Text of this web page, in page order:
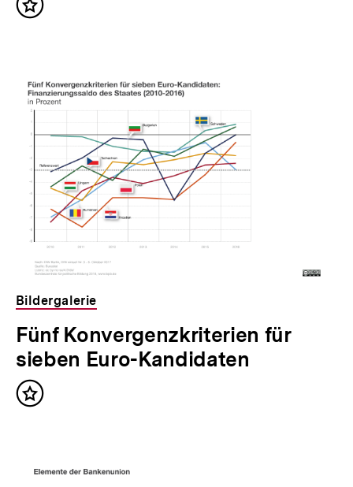
Inhalt
Bildergalerie
Fünf Konvergenzkriterien für
sieben Euro-Kandidaten
Inhalt